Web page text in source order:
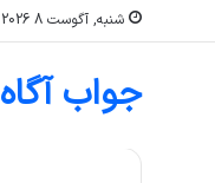
شنبه, آگوست 8 2026
جواب آگاه